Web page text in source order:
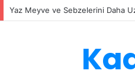
Yaz Meyve ve Sebzelerini Daha